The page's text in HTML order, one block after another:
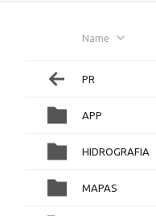
Name
PR
APP
HIDROGRAFIA
MAPAS